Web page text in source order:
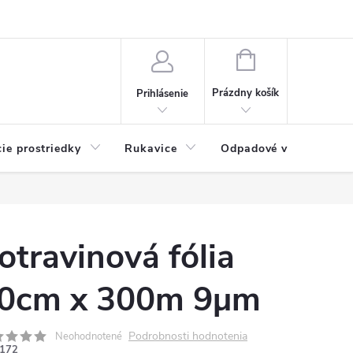
Prihlásenie
NÁKUPNÝ
Prázdny košík
prostriedky Rukavice Odpadové vrecia
fólia
x 300m 9µm
Neohodnotené Podrobnosti hodnotenia
172